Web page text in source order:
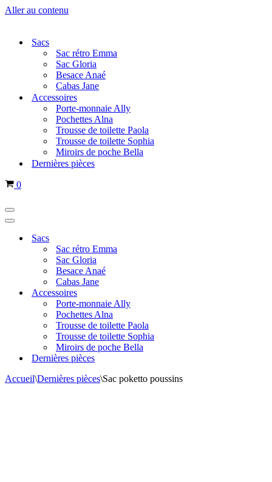
Aller au contenu
Sacs
Sac rétro Emma
Sac Gloria
Besace Anaé
Cabas Jane
Accessoires
Porte-monnaie Ally
Pochettes Alna
Trousse de toilette Paola
Trousse de toilette Sophia
Miroirs de poche Bella
Dernières pièces
Panier
0
Menu
de
Menu
navigation
Sacs
Sac rétro Emma
Sac Gloria
Besace Anaé
Cabas Jane
Accessoires
Porte-monnaie Ally
Pochettes Alna
Trousse de toilette Paola
Trousse de toilette Sophia
Miroirs de poche Bella
Dernières pièces
Accueil\Dernières pièces\Sac poketto poussins